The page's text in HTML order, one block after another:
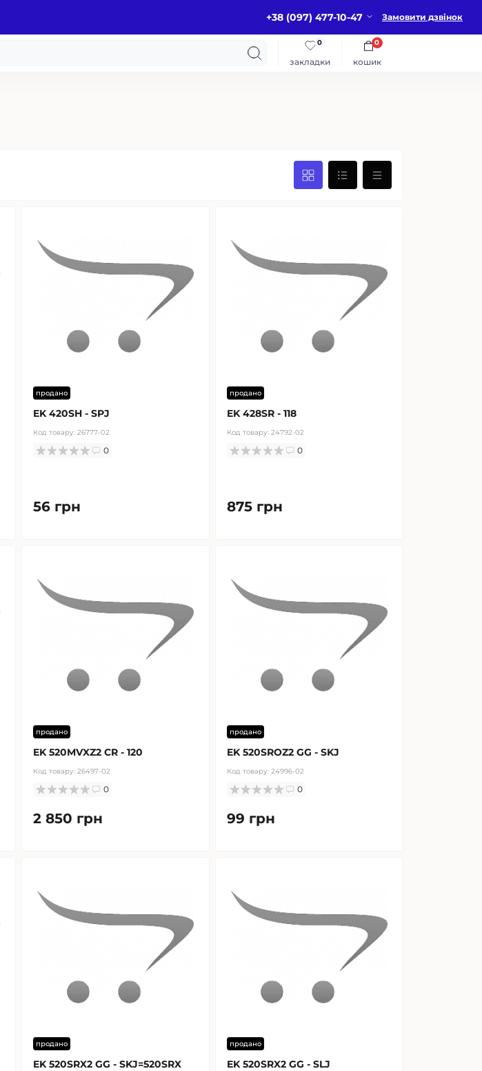
+38 (097) 477-10-47 Замовити дзвінок
закладки
0
кошик
0
продано
EK 420SH - SPJ
Код товару: 26777-02
0
56 грн
продано
EK 428SR - 118
Код товару: 24792-02
0
875 грн
продано
EK 520MVXZ2 CR - 120
Код товару: 26497-02
0
2 850 грн
продано
EK 520SROZ2 GG - SKJ
Код товару: 24996-02
0
99 грн
продано
EK 520SRX2 GG - SKJ=520SRX
продано
EK 520SRX2 GG - SLJ